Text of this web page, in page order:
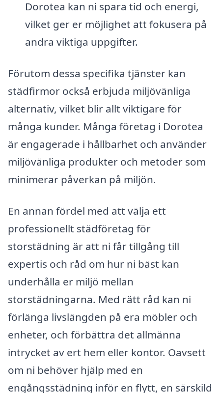
Dorotea kan ni spara tid och energi,
vilket ger er möjlighet att fokusera på
andra viktiga uppgifter.
Förutom dessa specifika tjänster kan
städfirmor också erbjuda miljövänliga
alternativ, vilket blir allt viktigare för
många kunder. Många företag i Dorotea
är engagerade i hållbarhet och använder
miljövänliga produkter och metoder som
minimerar påverkan på miljön.
En annan fördel med att välja ett
professionellt städföretag för
storstädning är att ni får tillgång till
expertis och råd om hur ni bäst kan
underhålla er miljö mellan
storstädningarna. Med rätt råd kan ni
förlänga livslängden på era möbler och
enheter, och förbättra det allmänna
intrycket av ert hem eller kontor. Oavsett
om ni behöver hjälp med en
engångsstädning inför en flytt, en särskild